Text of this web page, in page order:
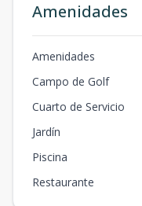
Amenidades
Amenidades
Campo de Golf
Cuarto de Servicio
Jardín
Piscina
Restaurante